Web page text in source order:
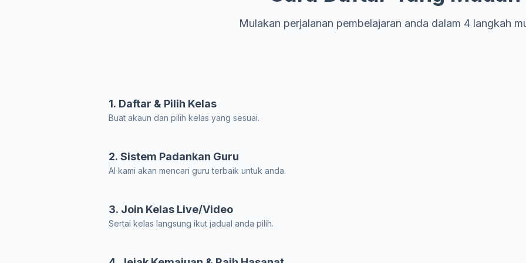
Mulakan perjalanan pembelajaran anda dalam 4 langkah
1. Daftar & Pilih Kelas
Buat akaun dan pilih kelas yang sesuai.
2. Sistem Padankan Guru
AI kami akan mencari guru terbaik untuk anda.
3. Join Kelas Live/Video
Sertai kelas langsung ikut jadual anda pilih.